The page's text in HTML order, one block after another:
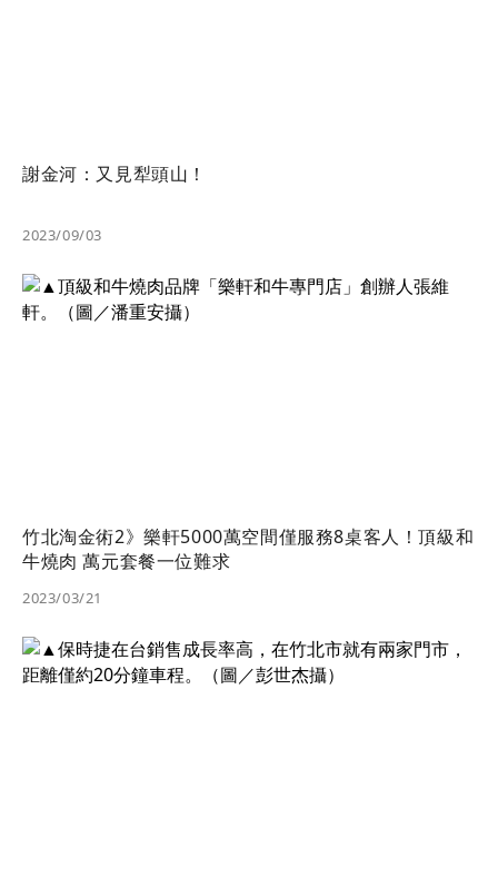
謝金河：又見犁頭山！
2023/09/03
竹北淘金術2》樂軒5000萬空間僅服務8桌客人！頂級和
牛燒肉 萬元套餐一位難求
2023/03/21